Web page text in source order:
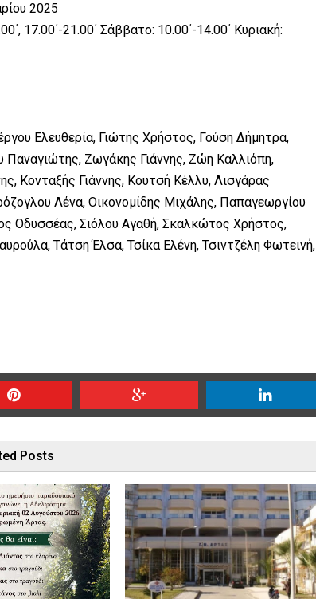
2025
17.00΄-21.00΄ Σάββατο: 10.00΄-14.00΄ Κυριακή:
Ελευθερία, Γιώτης Χρήστος, Γούση Δήμητρα,
Παναγιώτης, Ζωγάκης Γιάννης, Ζώη Καλλιόπη,
Κονταξής Γιάννης, Κουτσή Κέλλυ, Λισγάρας
Λένα, Οικονομίδης Μιχάλης, Παπαγεωργίου
Οδυσσέας, Σιόλου Αγαθή, Σκαλκώτος Χρήστος,
Τάτση Έλσα, Τσίκα Ελένη, Τσιντζέλη Φωτεινή,
Posts